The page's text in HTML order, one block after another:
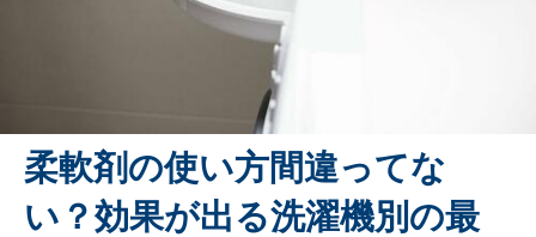
柔軟剤の使い方間違ってな
い？効果が出る洗濯機別の最